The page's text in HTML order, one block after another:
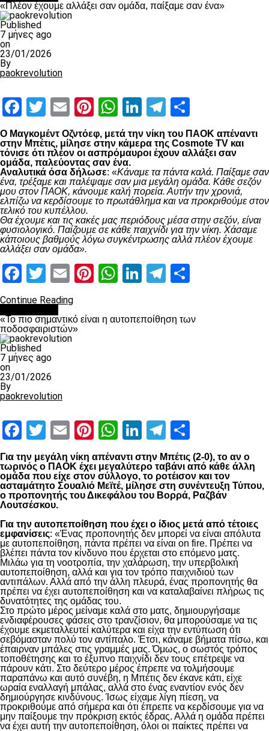
«Πλέον έχουμε αλλάξει σαν ομάδα, παίξαμε σαν ένα»
Published
7 μήνες ago
on
23/01/2026
By
paokrevolution
Facebook
Twitter
EmailPinterest
WhatsApp
LinkedIn
Telegram
Ο Μαγκομέντ Οζντόεφ, μετά την νίκη του ΠΑΟΚ απέναντι
στην Μπέτις, μίλησε στην κάμερα της Cosmote TV και
τόνισε ότι πλέον οι ασπρόμαυροι έχουν αλλάξει σαν
ομάδα, παλεύοντας σαν ένα.
Αναλυτικά όσα δήλωσε: «Κάναμε τα πάντα καλά. Παίξαμε σαν
ένα, τρέξαμε και παλέψαμε σαν μια μεγάλη ομάδα. Κάθε σεζόν
μου στον ΠΑΟΚ, κάνουμε καλή πορεία. Αυτήν την χρονιά,
ελπίζω να κερδίσουμε το πρωτάθλημα και να προκριθούμε στον
τελικό του κυπέλλου.
Θα έχουμε και τις κακές μας περιόδους μέσα στην σεζόν, είναι
φυσιολογικό. Παίζουμε σε κάθε παιχνίδι για την νίκη. Χάσαμε
κάποιους βαθμούς λόγω συγκέντρωσης αλλά πλέον έχουμε
αλλάξει σαν ομάδα».
Facebook
Twitter
EmailPinterest
WhatsApp
LinkedIn
Telegram
Continue Reading
«Το πιο σημαντικό είναι η αυτοπεποίθηση των
ποδοσφαιριστών»
Published
7 μήνες ago
on
23/01/2026
By
paokrevolution
Facebook
Twitter
EmailPinterest
WhatsApp
LinkedIn
Telegram
Για την μεγάλη νίκη απέναντι στην Μπέτις (2-0), το αν ο
τωρινός ο ΠΑΟΚ έχει μεγαλύτερο ταβάνι από κάθε άλλη
ομάδα που είχε στον σύλλογο, το ροτέισον και τον
ασταμάτητο Σουαλιό Μεϊτέ, μίλησε στη συνέντευξη Τύπου,
ο προπονητής του Δικεφάλου του Βορρά, Ραζβάν
Λουτσέσκου.
Για την αυτοπεποίθηση που έχει ο ίδιος μετά από τέτοιες
εμφανίσεις: «Ένας προπονητής δεν μπορεί να είναι απόλυτα
με αυτοπεποίθηση, πάντα πρέπει να είναι on fire. Πρέπει να
βλέπει πάντα τον κίνδυνο που έρχεται στο επόμενο ματς.
Μιλάω για τη νοοτροπία, την χαλάρωση, την υπερβολική
αυτοπεποίθηση, αλλά και για τον τρόπο παιχνιδιού των
αντιπάλων. Αλλά από την άλλη πλευρά, ένας προπονητής θα
πρέπει να έχει αυτοπεποίθηση και να καταλαβαίνει πλήρως τις
δυνατότητες της ομάδας του.
Στο πρώτο μέρος μείναμε καλά στο ματς, δημιουργήσαμε
ενδιαφέρουσες φάσεις στο τρανζίσιον, θα μπορούσαμε να τις
έχουμε εκμεταλλευτεί καλύτερα και είχα την εντύπωση ότι
σεβόμασταν πολύ τον αντίπαλο. Έτσι, κάναμε βήματα πίσω, και
έπαιρναν μπάλες στις γραμμές μας. Όμως, ο σωστός τρόπος
τοποθέτησης και το έξυπνο παιχνίδι δεν τους επέτρεψε να
πάρουν κάτι. Στο δεύτερο μέρος έπρεπε να τολμήσουμε
παραπάνω και αυτό συνέβη, η Μπέτις δεν έκανε κάτι, είχε
ωραία εναλλαγή μπάλας, αλλά στο ένας εναντίον ενός δεν
δημιούργησε κινδύνους. Ίσως είχαμε λίγη πίεση, να
προκριθούμε από σήμερα και ότι έπρεπε να κερδίσουμε για να
μην παίξουμε την πρόκριση εκτός έδρας. Αλλά η ομάδα πρέπει
να έχει αυτή την αυτοπεποίθηση, όλοι οι παίκτες πρέπει να